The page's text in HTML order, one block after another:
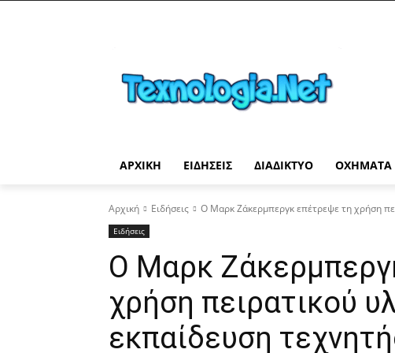
ΑΡΧΙΚΉ ΕΙΔΉΣΕΙΣ ΔΙΑΔΊΚΤΥΟ ΟΧΉΜΑΤΑ
Αρχική Ειδήσεις Ο Μαρκ Ζάκερμπεργκ επέτρεψε τη χρήση
Ειδήσεις
Ο Μαρκ
χρήση πειρατικού
εκπαίδευση